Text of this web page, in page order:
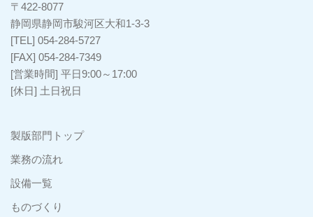
〒422-8077
静岡県静岡市駿河区大和1-3-3
[TEL] 054-284-5727
[FAX] 054-284-7349
[営業時間] 平日9:00～17:00
[休日] 土日祝日
製版部門トップ
業務の流れ
設備一覧
ものづくり